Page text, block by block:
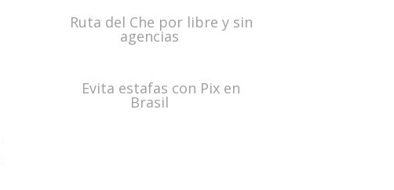
Ruta del Che por libre y sin
agencias
Evita estafas con Pix en
Brasil